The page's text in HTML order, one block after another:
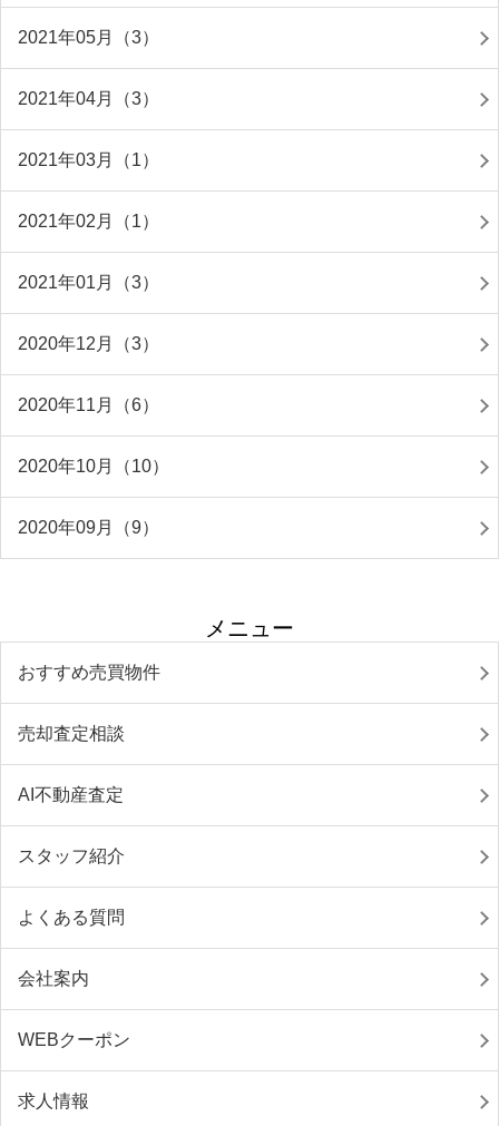
2021年05月（3）
2021年04月（3）
2021年03月（1）
2021年02月（1）
2021年01月（3）
2020年12月（3）
2020年11月（6）
2020年10月（10）
2020年09月（9）
メニュー
おすすめ売買物件
売却査定相談
AI不動産査定
スタッフ紹介
よくある質問
会社案内
WEBクーポン
求人情報